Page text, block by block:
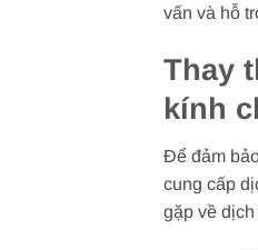
vấn và hỗ
Thay
kính
Để đảm
cung cấp
gặp về dịch